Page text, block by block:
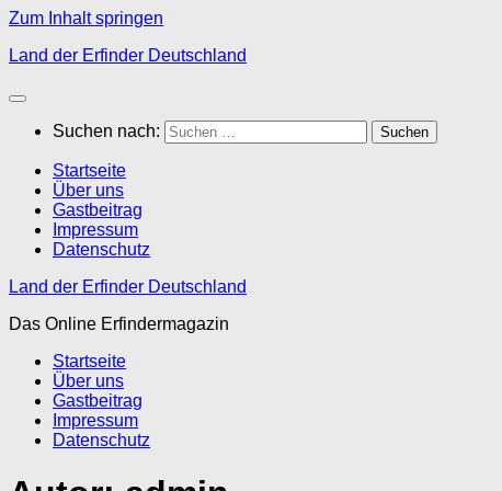
Zum Inhalt springen
Land der Erfinder Deutschland
Suchen nach:
Startseite
Über uns
Gastbeitrag
Impressum
Datenschutz
Land der Erfinder Deutschland
Das Online Erfindermagazin
Startseite
Über uns
Gastbeitrag
Impressum
Datenschutz